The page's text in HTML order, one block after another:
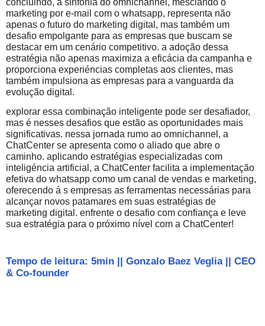
marketing por e-mail com o whatsapp, representa não
apenas o futuro do marketing digital, mas também um
desafio empolgante para as empresas que buscam se
destacar em um cenário competitivo. a adoção dessa
estratégia não apenas maximiza a eficácia da campanha e
proporciona experiéncias completas aos clientes, mas
também impulsiona as empresas para a vanguarda da
evolução digital.
explorar essa combinação inteligente pode ser desafiador,
mas é nesses desafios que estão as oportunidades mais
significativas. nessa jornada rumo ao omnichannel, a
ChatCenter se apresenta como o aliado que abre o
caminho. aplicando estratégias especializadas com
inteligéncia artificial, a ChatCenter facilita a implementação
efetiva do whatsapp como um canal de vendas e marketing,
oferecendo á s empresas as ferramentas necessárias para
alcançar novos patamares em suas estratégias de
marketing digital. enfrente o desafio com confiança e leve
sua estratégia para o próximo nível com a ChatCenter!
Tempo de leitura: 5min Gonzalo Baez Veglia
CEO
& Co-founder